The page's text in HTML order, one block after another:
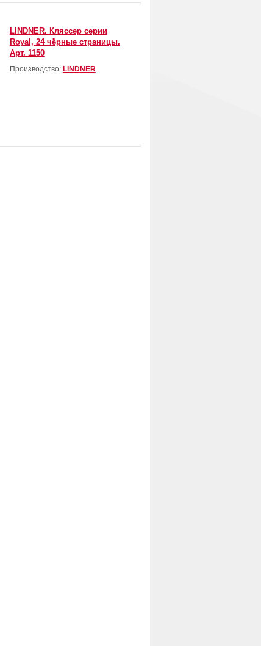
LINDNER. Кляссер серии
Royal, 24 чёрные страницы.
Арт. 1150
Производство: LINDNER